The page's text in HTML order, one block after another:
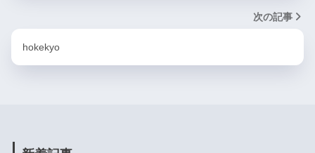
次の記事
hokekyo